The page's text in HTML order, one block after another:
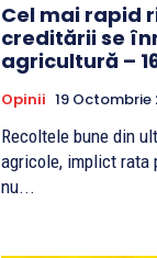
Cel mai rapid
creditării se
agricultură –
Opinii 19 Octombrie
Recoltele bune din
agricole, implict rata
nu...